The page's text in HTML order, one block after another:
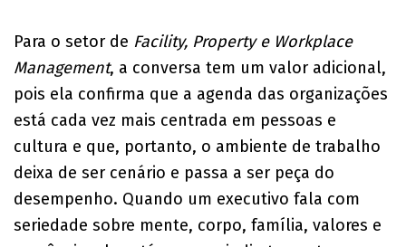
Para o setor de Facility, Property e Workplace
Management, a conversa tem um valor adicional,
pois ela confirma que a agenda das organizações
está cada vez mais centrada em pessoas e
cultura e que, portanto, o ambiente de trabalho
deixa de ser cenário e passa a ser peça do
desempenho. Quando um executivo fala com
seriedade sobre mente, corpo, família, valores e